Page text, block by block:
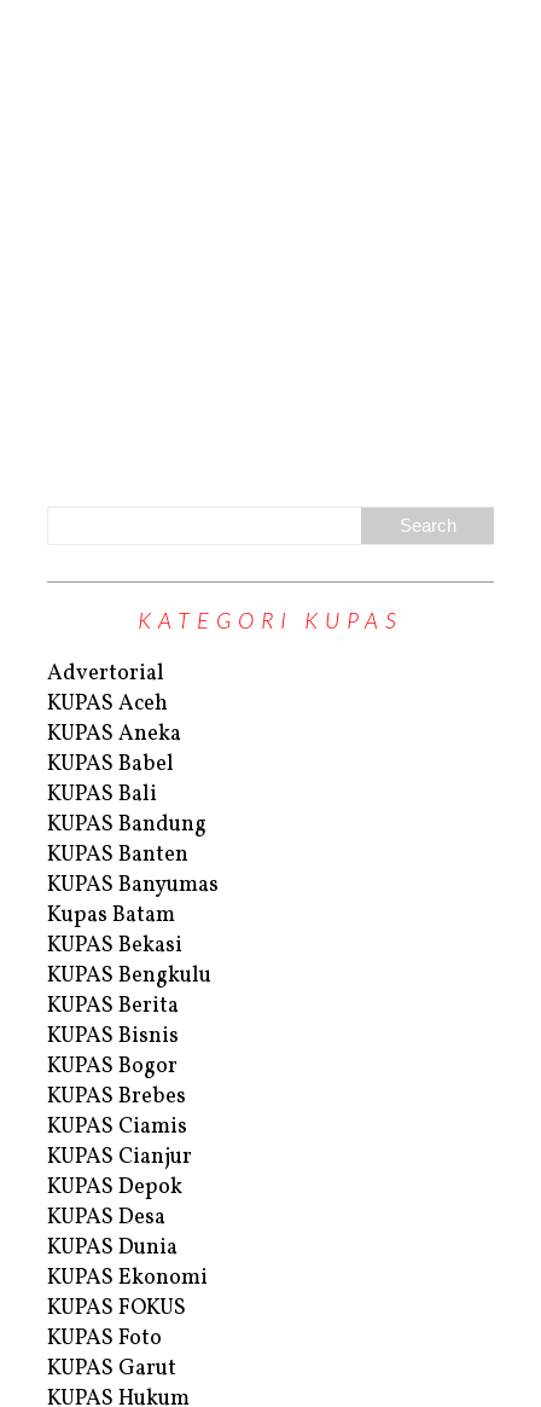
KATEGORI KUPAS
Advertorial
KUPAS Aceh
KUPAS Aneka
KUPAS Babel
KUPAS Bali
KUPAS Bandung
KUPAS Banten
KUPAS Banyumas
Kupas Batam
KUPAS Bekasi
KUPAS Bengkulu
KUPAS Berita
KUPAS Bisnis
KUPAS Bogor
KUPAS Brebes
KUPAS Ciamis
KUPAS Cianjur
KUPAS Depok
KUPAS Desa
KUPAS Dunia
KUPAS Ekonomi
KUPAS FOKUS
KUPAS Foto
KUPAS Garut
KUPAS Hukum